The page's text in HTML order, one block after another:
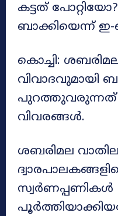
കട്ടത്
ബാക്കിയെന്ന്
കൊച്ചി:
വിവാദവുമായി
പുറത്തുവരുന്നത്
വിവരങ്ങൾ.
ശബരിമല
സ്വർണപ്പണികൾ